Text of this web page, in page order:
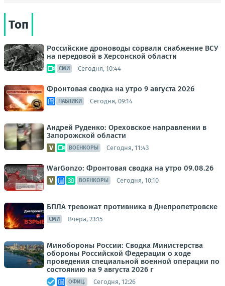
Топ
Российские дроноводы сорвали снабжение ВСУ
на передовой в Херсонской области
СМИ Сегодня, 10:44
Фронтовая сводка на утро 9 августа 2026
ПАБЛИКИ Сегодня, 09:14
Андрей Руденко: Ореховское направлении в
Запорожской области
ВОЕНКОРЫ Сегодня, 11:43
WarGonzo: Фронтовая сводка на утро 09.08.26
ВОЕНКОРЫ Сегодня, 10:10
БПЛА тревожат противника в Днепропетровске
СМИ Вчера, 23:15
Минобороны России: Сводка Министерства
обороны Российской Федерации о ходе
проведения специальной военной операции по
состоянию на 9 августа 2026 г
ОФИЦ. Сегодня, 12:26